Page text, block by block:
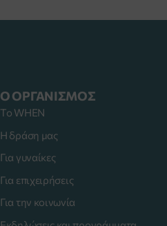
Ο ΟΡΓΑΝΙΣΜΟΣ
Το WHEN
Η δράση μας
Για γυναίκες
Για επιχειρήσεις
Για την κοινωνία